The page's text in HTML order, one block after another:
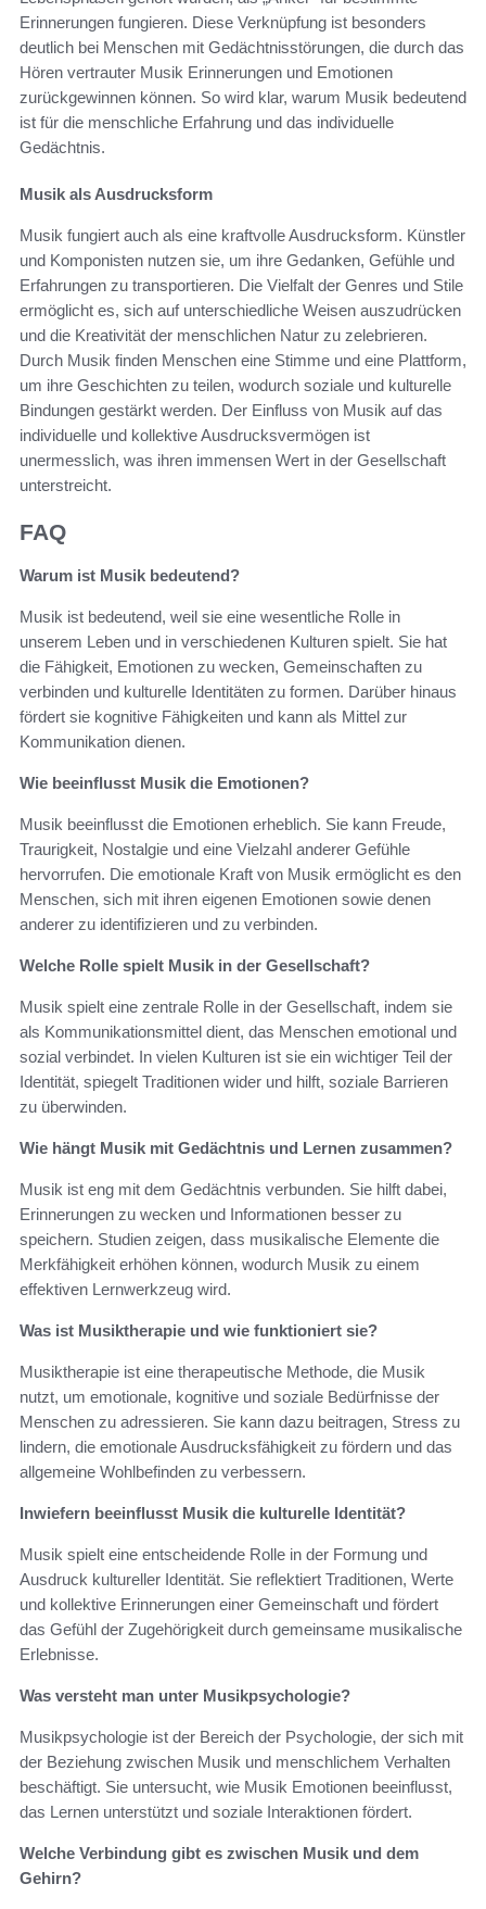
Erinnerungen fungieren. Diese Verknüpfung ist besonders
deutlich bei Menschen mit Gedächtnisstörungen, die durch das
Hören vertrauter Musik Erinnerungen und Emotionen
zurückgewinnen können. So wird klar, warum Musik bedeutend
ist für die menschliche Erfahrung und das individuelle
Gedächtnis.
Musik als Ausdrucksform
Musik fungiert auch als eine kraftvolle Ausdrucksform. Künstler
und Komponisten nutzen sie, um ihre Gedanken, Gefühle und
Erfahrungen zu transportieren. Die Vielfalt der Genres und Stile
ermöglicht es, sich auf unterschiedliche Weisen auszudrücken
und die Kreativität der menschlichen Natur zu zelebrieren.
Durch Musik finden Menschen eine Stimme und eine Plattform,
um ihre Geschichten zu teilen, wodurch soziale und kulturelle
Bindungen gestärkt werden. Der Einfluss von Musik auf das
individuelle und kollektive Ausdrucksvermögen ist
unermesslich, was ihren immensen Wert in der Gesellschaft
unterstreicht.
FAQ
Warum ist Musik bedeutend?
Musik ist bedeutend, weil sie eine wesentliche Rolle in
unserem Leben und in verschiedenen Kulturen spielt. Sie hat
die Fähigkeit, Emotionen zu wecken, Gemeinschaften zu
verbinden und kulturelle Identitäten zu formen. Darüber hinaus
fördert sie kognitive Fähigkeiten und kann als Mittel zur
Kommunikation dienen.
Wie beeinflusst Musik die Emotionen?
Musik beeinflusst die Emotionen erheblich. Sie kann Freude,
Traurigkeit, Nostalgie und eine Vielzahl anderer Gefühle
hervorrufen. Die emotionale Kraft von Musik ermöglicht es den
Menschen, sich mit ihren eigenen Emotionen sowie denen
anderer zu identifizieren und zu verbinden.
Welche Rolle spielt Musik in der Gesellschaft?
Musik spielt eine zentrale Rolle in der Gesellschaft, indem sie
als Kommunikationsmittel dient, das Menschen emotional und
sozial verbindet. In vielen Kulturen ist sie ein wichtiger Teil der
Identität, spiegelt Traditionen wider und hilft, soziale Barrieren
zu überwinden.
Wie hängt Musik mit Gedächtnis und Lernen zusammen?
Musik ist eng mit dem Gedächtnis verbunden. Sie hilft dabei,
Erinnerungen zu wecken und Informationen besser zu
speichern. Studien zeigen, dass musikalische Elemente die
Merkfähigkeit erhöhen können, wodurch Musik zu einem
effektiven Lernwerkzeug wird.
Was ist Musiktherapie und wie funktioniert sie?
Musiktherapie ist eine therapeutische Methode, die Musik
nutzt, um emotionale, kognitive und soziale Bedürfnisse der
Menschen zu adressieren. Sie kann dazu beitragen, Stress zu
lindern, die emotionale Ausdrucksfähigkeit zu fördern und das
allgemeine Wohlbefinden zu verbessern.
Inwiefern beeinflusst Musik die kulturelle Identität?
Musik spielt eine entscheidende Rolle in der Formung und
Ausdruck kultureller Identität. Sie reflektiert Traditionen, Werte
und kollektive Erinnerungen einer Gemeinschaft und fördert
das Gefühl der Zugehörigkeit durch gemeinsame musikalische
Erlebnisse.
Was versteht man unter Musikpsychologie?
Musikpsychologie ist der Bereich der Psychologie, der sich mit
der Beziehung zwischen Musik und menschlichem Verhalten
beschäftigt. Sie untersucht, wie Musik Emotionen beeinflusst,
das Lernen unterstützt und soziale Interaktionen fördert.
Welche Verbindung gibt es zwischen Musik und dem
Gehirn?